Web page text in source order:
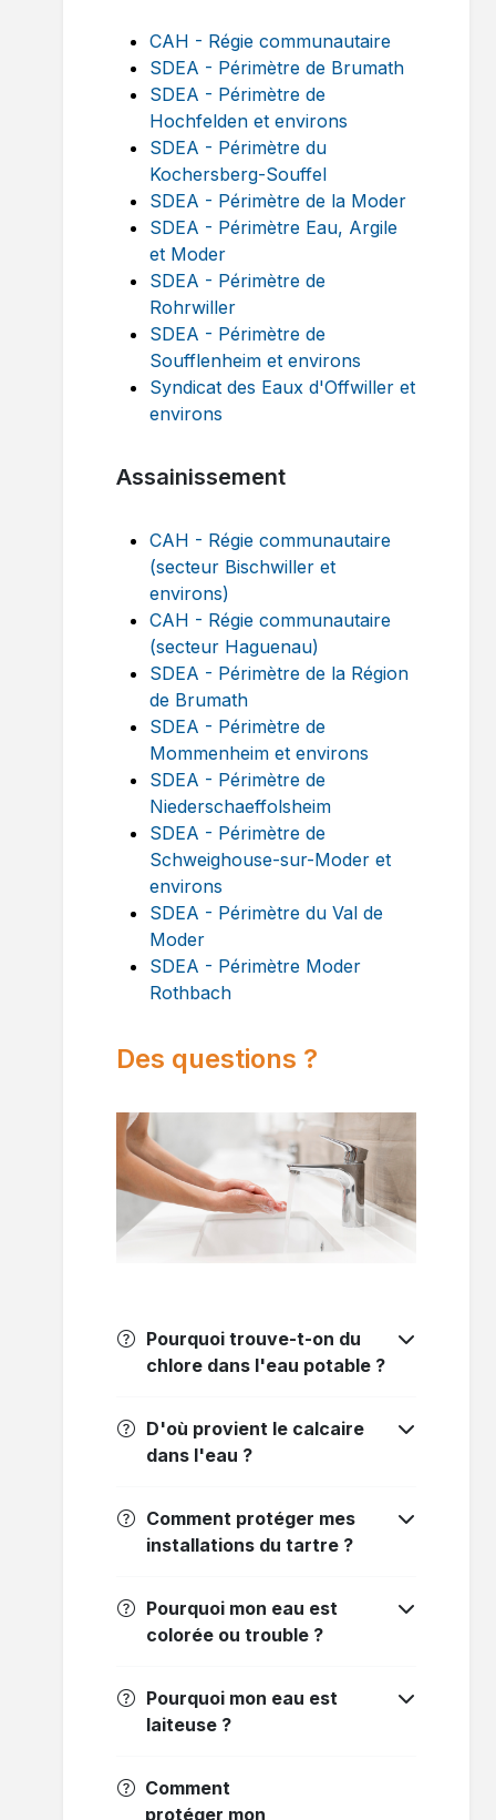
CAH - Régie communautaire
SDEA - Périmètre de Brumath
SDEA - Périmètre de
Hochfelden et environs
SDEA - Périmètre du
Kochersberg-Souffel
SDEA - Périmètre de la Moder
SDEA - Périmètre Eau, Argile
et Moder
SDEA - Périmètre de
Rohrwiller
SDEA - Périmètre de
Soufflenheim et environs
Syndicat des Eaux d'Offwiller et
environs
Assainissement
CAH - Régie communautaire
(secteur Bischwiller et
environs)
CAH - Régie communautaire
(secteur Haguenau)
SDEA - Périmètre de la Région
de Brumath
SDEA - Périmètre de
Mommenheim et environs
SDEA - Périmètre de
Niederschaeffolsheim
SDEA - Périmètre de
Schweighouse-sur-Moder et
environs
SDEA - Périmètre du Val de
Moder
SDEA - Périmètre Moder
Rothbach
Des questions ?
Pourquoi trouve-t-on du
chlore dans l'eau potable ?
D'où provient le calcaire
dans l'eau ?
Comment protéger mes
installations du tartre ?
Pourquoi mon eau est
colorée ou trouble ?
Pourquoi mon eau est
laiteuse ?
Comment
protéger mon